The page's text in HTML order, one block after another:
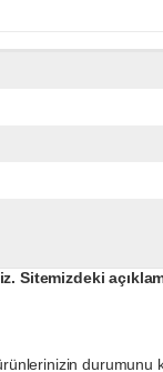
Sitemizdeki
durumunu